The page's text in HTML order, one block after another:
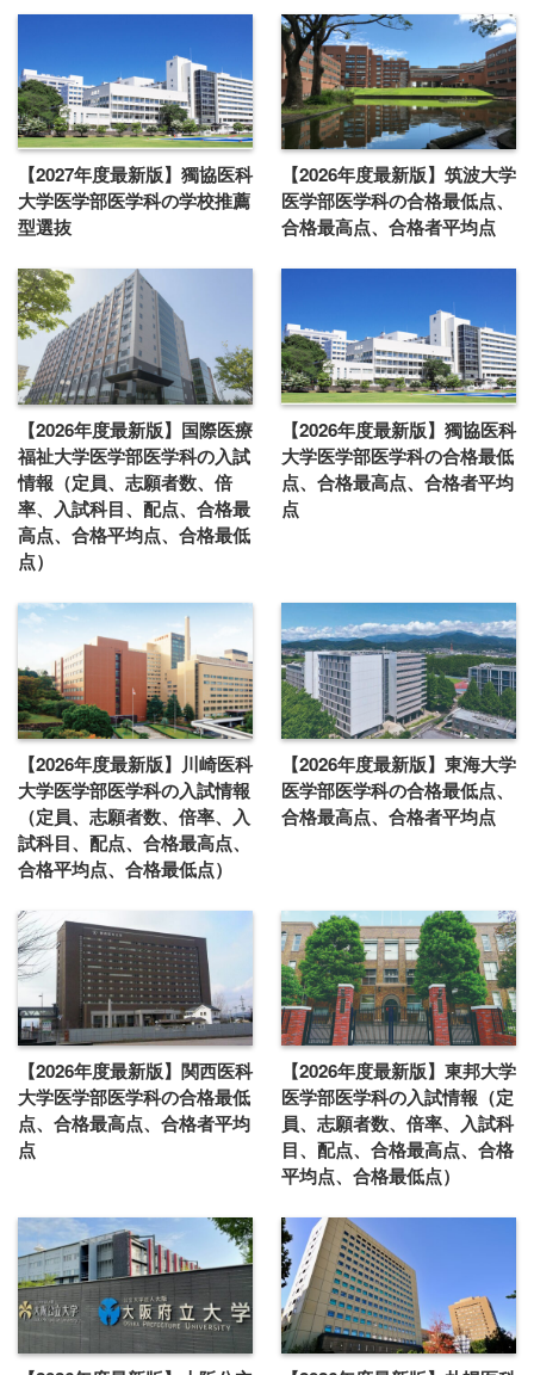
【2027年度最新版】獨協医科
大学医学部医学科の学校推薦
型選抜
【2026年度最新版】筑波大学
医学部医学科の合格最低点、
合格最高点、合格者平均点
【2026年度最新版】国際医療
福祉大学医学部医学科の入試
情報（定員、志願者数、倍
率、入試科目、配点、合格最
高点、合格平均点、合格最低
点）
【2026年度最新版】獨協医科
大学医学部医学科の合格最低
点、合格最高点、合格者平均
点
【2026年度最新版】川崎医科
大学医学部医学科の入試情報
（定員、志願者数、倍率、入
試科目、配点、合格最高点、
合格平均点、合格最低点）
【2026年度最新版】東海大学
医学部医学科の合格最低点、
合格最高点、合格者平均点
【2026年度最新版】関西医科
大学医学部医学科の合格最低
点、合格最高点、合格者平均
点
【2026年度最新版】東邦大学
医学部医学科の入試情報（定
員、志願者数、倍率、入試科
目、配点、合格最高点、合格
平均点、合格最低点）